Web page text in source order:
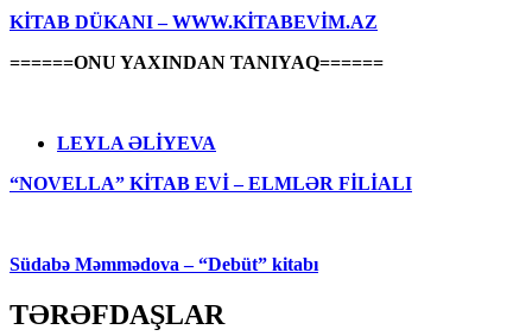
KİTAB DÜKANI – WWW.KİTABEVİM.AZ
======ONU YAXINDAN TANIYAQ======
LEYLA ƏLİYEVA
“NOVELLA” KİTAB EVİ – ELMLƏR FİLİALI
Südabə Məmmədova – “Debüt” kitabı
TƏRƏFDAŞLAR